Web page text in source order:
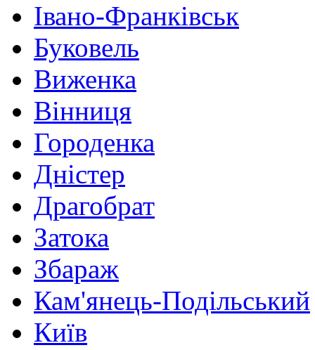
Івано-Франківськ
Буковель
Виженка
Вінниця
Городенка
Дністер
Драгобрат
Затока
Збараж
Кам'янець-Подільський
Київ